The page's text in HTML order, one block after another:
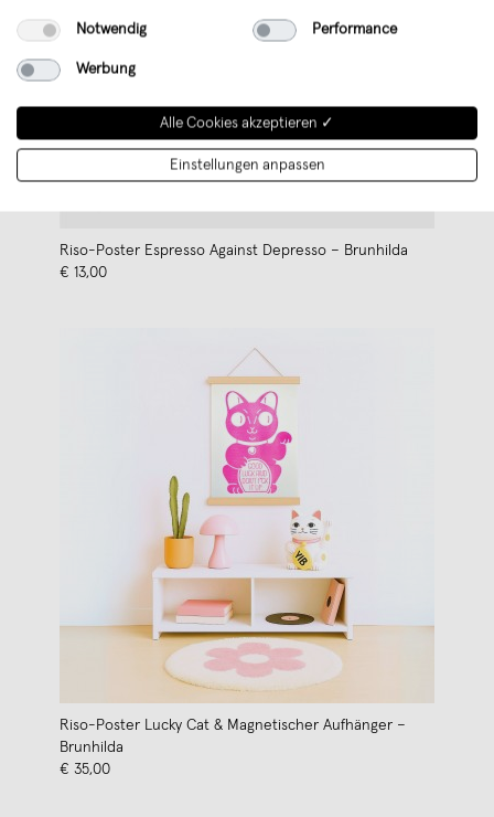
Riso-Poster Espresso Against Depresso – Brunhilda
€ 13,00
Riso-Poster Lucky Cat & Magnetischer Aufhänger –
Brunhilda
€ 35,00
Notwendig Performance
Werbung
Alle Cookies akzeptieren ✓
Einstellungen anpassen